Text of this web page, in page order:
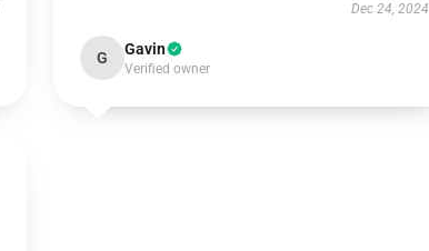
Dec 24, 2024
G Gavin
Verified owner